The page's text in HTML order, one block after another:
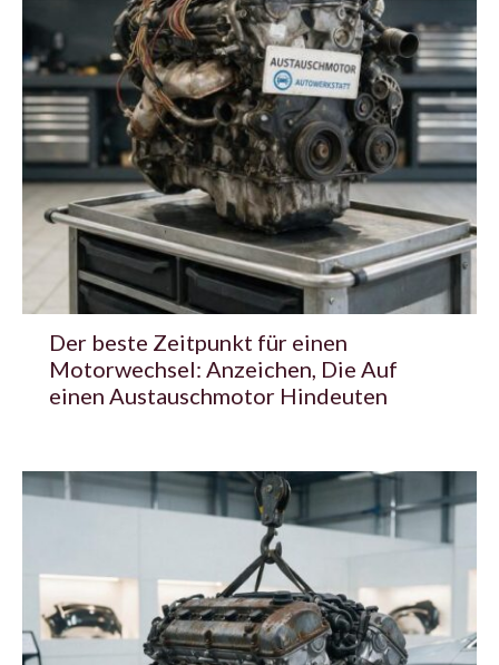
Der beste Zeitpunkt für einen
Motorwechsel: Anzeichen, Die Auf
einen Austauschmotor Hindeuten